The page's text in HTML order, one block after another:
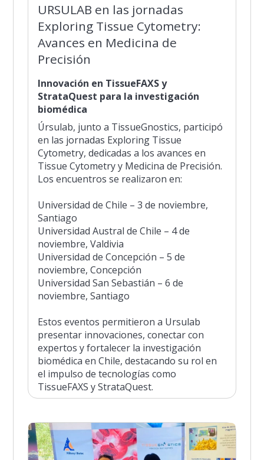
URSULAB en las jornadas
Exploring Tissue Cytometry:
Avances en Medicina de
Precisión
Innovación en TissueFAXS y
StrataQuest para la investigación
biomédica
Úrsulab, junto a TissueGnostics, participó
en las jornadas Exploring Tissue
Cytometry, dedicadas a los avances en
Tissue Cytometry y Medicina de Precisión.
Los encuentros se realizaron en:
Universidad de Chile – 3 de noviembre,
Santiago
Universidad Austral de Chile – 4 de
noviembre, Valdivia
Universidad de Concepción – 5 de
noviembre, Concepción
Universidad San Sebastián – 6 de
noviembre, Santiago
Estos eventos permitieron a Ursulab
presentar innovaciones, conectar con
expertos y fortalecer la investigación
biomédica en Chile, destacando su rol en
el impulso de tecnologías como
TissueFAXS y StrataQuest.